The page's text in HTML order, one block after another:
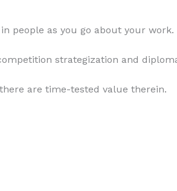
people as you go about your work.
strategization and
are time-tested value therein.